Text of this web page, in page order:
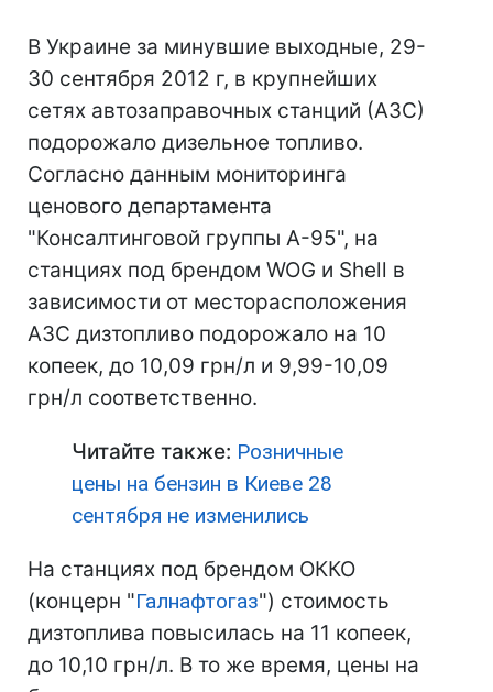
В Украине за минувшие выходные, 29-
30 сентября 2012 г, в крупнейших
сетях автозаправочных станций (АЗС)
подорожало дизельное топливо.
Согласно данным мониторинга
ценового департамента
"Консалтинговой группы А-95", на
станциях под брендом WOG и Shell в
зависимости от месторасположения
АЗС дизтопливо подорожало на 10
копеек, до 10,09 грн/л и 9,99-10,09
грн/л соответственно.
Читайте также: Розничные
цены на бензин в Киеве 28
сентября не изменились
На станциях под брендом ОККО
(концерн "Галнафтогаз") стоимость
дизтоплива повысилась на 11 копеек,
до 10,10 грн/л. В то же время, цены на